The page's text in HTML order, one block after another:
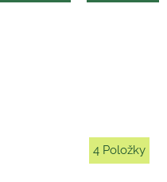
4 Položky